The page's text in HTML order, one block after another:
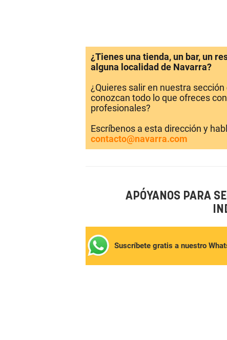
¿Tienes una tienda, un bar, un
alguna localidad de Navarra?
¿Quieres salir en nuestra sección
conozcan todo lo que ofreces
profesionales?
Escríbenos a esta dirección y
contacto@navarra.com
APÓYANOS PARA
Suscríbete gratis a nuestro